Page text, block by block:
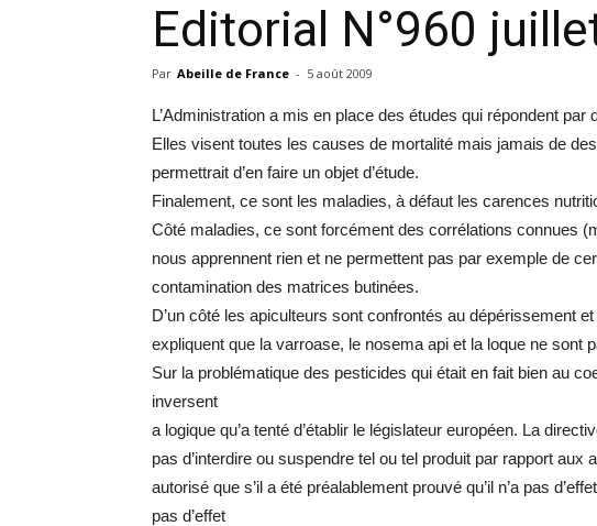
Editorial N°960
Par Abeille de France - 5 août 2009
L’Administration a mis en place des études qui répondent
Elles visent toutes les causes de mortalité mais jamais de
permettrait d’en faire un objet d’étude.
Finalement, ce sont les maladies, à défaut les carences
Côté maladies, ce sont forcément des corrélations connues
nous apprennent rien et ne permettent pas par exemple de
contamination des matrices butinées.
D’un côté les apiculteurs sont confrontés au dépérissement
expliquent que la varroase, le nosema api et la loque ne sont
Sur la problématique des pesticides qui était en fait bien au
inversent
a logique qu’a tenté d’établir le législateur européen. La
pas d’interdire ou suspendre tel ou tel produit par rapport aux
autorisé que s’il a été préalablement prouvé qu’il n’a pas
pas d’effet